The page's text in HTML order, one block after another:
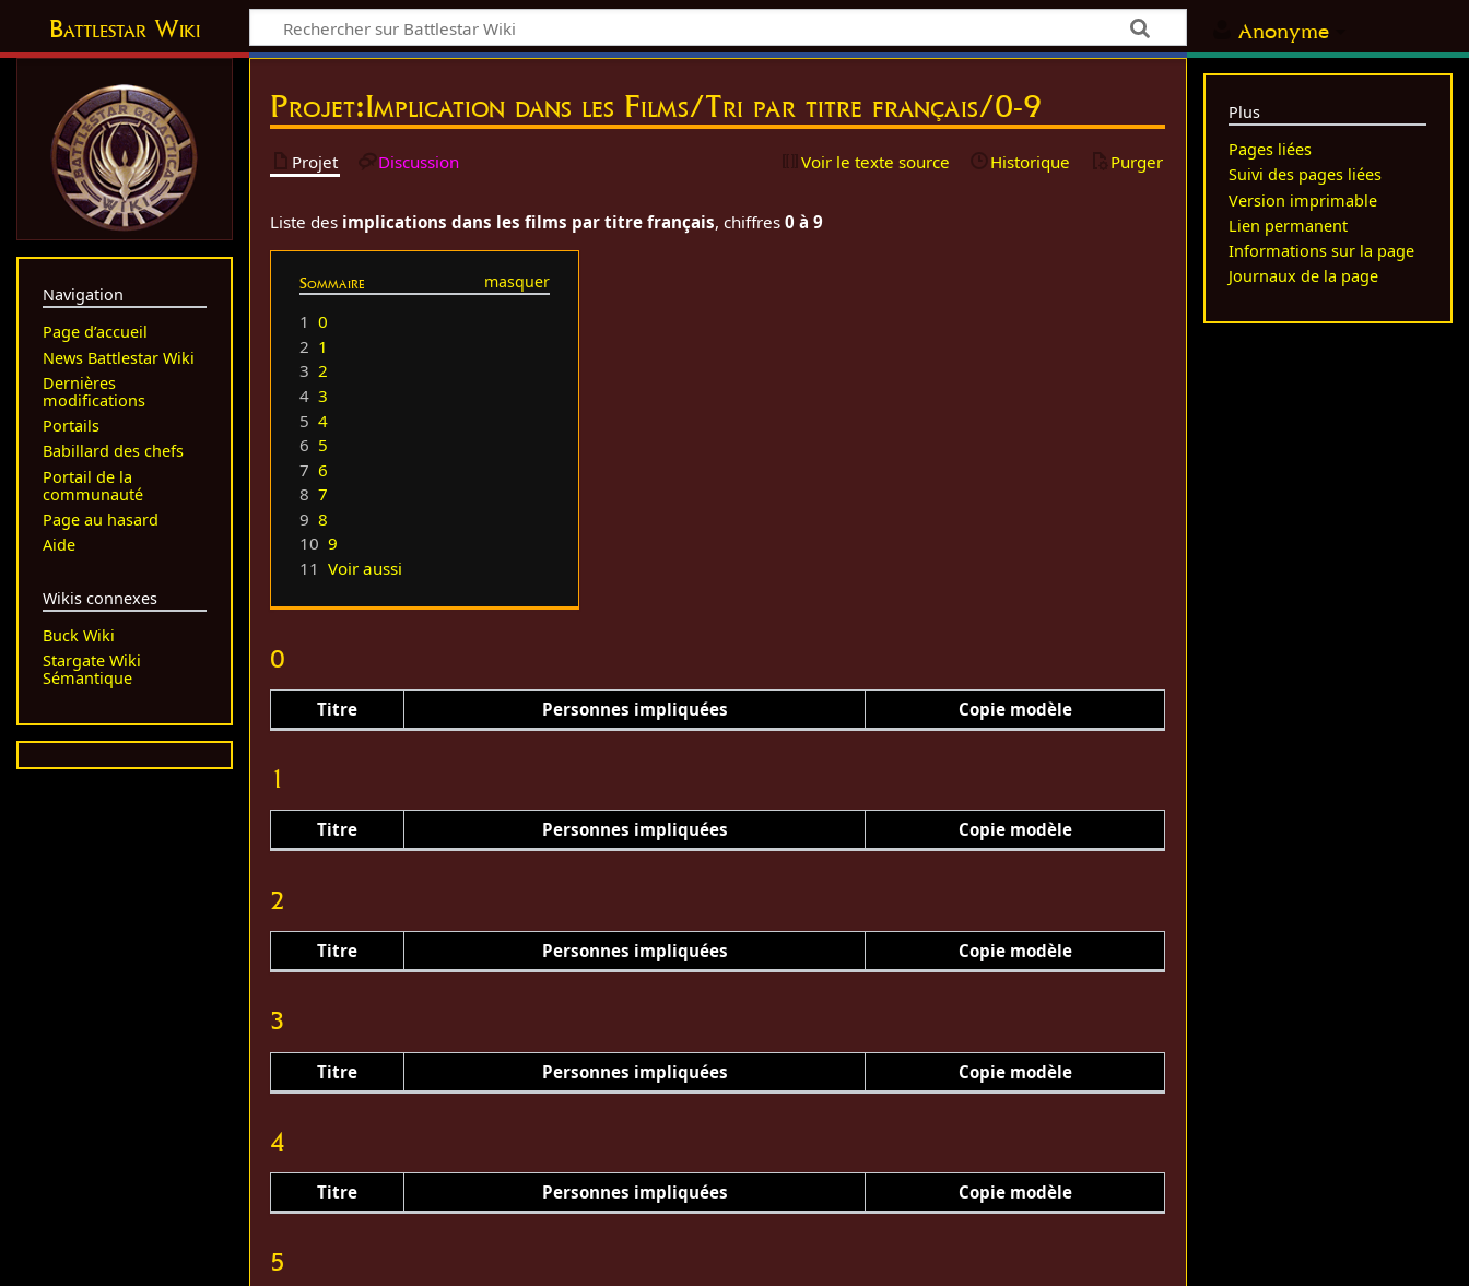
Anonyme
Battlestar Wiki
Projet:Implication dans les Films/Tri par titre français/0-9
Projet Discussion Voir le texte source Historique Purger
Liste des implications dans les films par titre français, chiffres0 à 9
Sommaire
1 0
2 1
3 2
4 3
5 4
6 5
7 6
8 7
9 8
10 9
11 Voir aussi
0
Titre Personnes impliquées Copie modèle
1
Titre Personnes impliquées Copie modèle
2
Titre Personnes impliquées Copie modèle
3
Titre Personnes impliquées Copie modèle
4
Titre Personnes impliquées Copie modèle
5
Navigation
Page d’accueil
News Battlestar Wiki
Dernières
modifications
Portails
Babillard des chefs
Portail de la
communauté
Page au hasard
Aide
Wikis connexes
Buck Wiki
Stargate Wiki
Sémantique
Plus
Pages liées
Suivi des pages liées
Version imprimable
Lien permanent
Informations sur la page
Journaux de la page